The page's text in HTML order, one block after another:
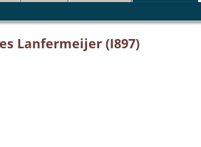
Lanfermeijer (I897)